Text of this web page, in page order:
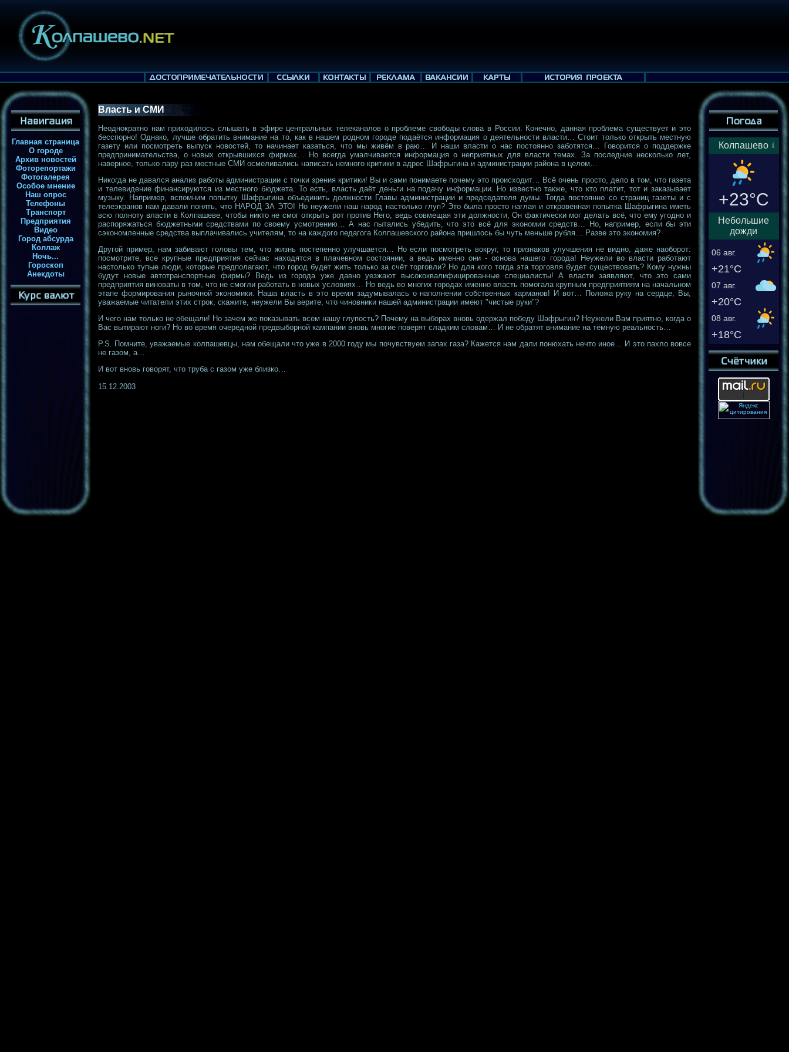
Главная страница
О городе
Архив новостей
Фоторепортажи
Фотогалерея
Особое мнение
Наш опрос
Телефоны
Транспорт
Предприятия
Видео
Город абсурда
Коллаж
Ночь...
Гороскоп
Анекдоты
Власть и СМИ
Неоднократно нам приходилось слышать в эфире центральных телеканалов о проблеме свободы слова в России. Конечно, данная проблема существует и это
бесспорно! Однако, лучше обратить внимание на то, как в нашем родном городе подаётся информация о деятельности власти… Стоит только открыть местную
газету или посмотреть выпуск новостей, то начинает казаться, что мы живём в раю… И наши власти о нас постоянно заботятся… Говорится о поддержке
предпринимательства, о новых открывшихся фирмах… Но всегда умалчивается информация о неприятных для власти темах. За последние несколько лет,
наверное, только пару раз местные СМИ осмеливались написать немного критики в адрес Шафрыгина и администрации района в целом…
Никогда не давался анализ работы администрации с точки зрения критики! Вы и сами понимаете почему это происходит… Всё очень просто, дело в том, что газета
и телевидение финансируются из местного бюджета. То есть, власть даёт деньги на подачу информации. Но известно также, что кто платит, тот и заказывает
музыку. Например, вспомним попытку Шафрыгина объединить должности Главы администрации и председателя думы. Тогда постоянно со страниц газеты и с
телеэкранов нам давали понять, что НАРОД ЗА ЭТО! Но неужели наш народ настолько глуп? Это была просто наглая и откровенная попытка Шафрыгина иметь
всю полноту власти в Колпашеве, чтобы никто не смог открыть рот против Него, ведь совмещая эти должности, Он фактически мог делать всё, что ему угодно и
распоряжаться бюджетными средствами по своему усмотрению… А нас пытались убедить, что это всё для экономии средств… Но, например, если бы эти
сэкономленные средства выплачивались учителям, то на каждого педагога Колпашевского района пришлось бы чуть меньше рубля… Разве это экономия?
Другой пример, нам забивают головы тем, что жизнь постепенно улучшается… Но если посмотреть вокруг, то признаков улучшения не видно, даже наоборот:
посмотрите, все крупные предприятия сейчас находятся в плачевном состоянии, а ведь именно они - основа нашего города! Неужели во власти работают
настолько тупые люди, которые предполагают, что город будет жить только за счёт торговли? Но для кого тогда эта торговля будет существовать? Кому нужны
будут новые автотранспортные фирмы? Ведь из города уже давно уезжают высококвалифицированные специалисты! А власти заявляют, что это сами
предприятия виноваты в том, что не смогли работать в новых условиях… Но ведь во многих городах именно власть помогала крупным предприятиям на начальном
этапе формирования рыночной экономики. Наша власть в это время задумывалась о наполнении собственных карманов! И вот… Положа руку на сердце, Вы,
уважаемые читатели этих строк, скажите, неужели Вы верите, что чиновники нашей администрации имеют "чистые руки"?
И чего нам только не обещали! Но зачем же показывать всем нашу глупость? Почему на выборах вновь одержал победу Шафрыгин? Неужели Вам приятно, когда о
Вас вытирают ноги? Но во время очередной предвыборной кампании вновь многие поверят сладким словам… И не обратят внимание на тёмную реальность…
P.S. Помните, уважаемые колпашевцы, нам обещали что уже в 2000 году мы почувствуем запах газа? Кажется нам дали понюхать нечто иное… И это пахло вовсе
не газом, а…
И вот вновь говорят, что труба с газом уже близко…
15.12.2003
Колпашево
+23°C
Небольшие
дожди
06 авг.
+21°C
07 авг.
+20°C
08 авг.
+18°C